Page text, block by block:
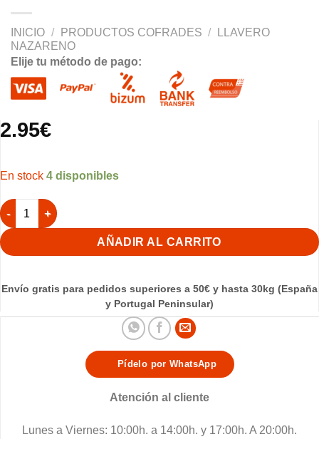
INICIO / PRODUCTOS COFRADES /
LLAVERO
NAZARENO
Elije tu método de pago:
2.95€
4 disponibles
Llavero Nazareno Azul y Blanco cantidad
AÑADIR AL CARRITO
Envío gratis para pedidos superiores a 50€ y hasta 30kg (España
y Portugal Peninsular)
Pídelo por WhatsApp
Atención al cliente
Lunes a Viernes: 10:00h. a 14:00h. y 17:00h. A 20:00h.